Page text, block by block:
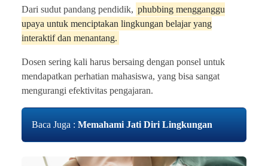
Dari sudut pandang pendidik, phubbing mengganggu
upaya untuk menciptakan lingkungan belajar yang
interaktif dan menantang.
Dosen sering kali harus bersaing dengan ponsel untuk
mendapatkan perhatian mahasiswa, yang bisa sangat
mengurangi efektivitas pengajaran.
Baca Juga : Memahami Jati Diri Lingkungan